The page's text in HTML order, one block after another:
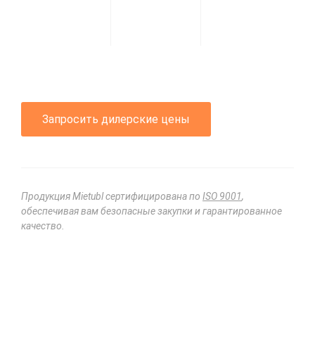
Запросить дилерские цены
Продукция Mietubl сертифицирована по ISO 9001,
обеспечивая вам безопасные закупки и гарантированное
качество.